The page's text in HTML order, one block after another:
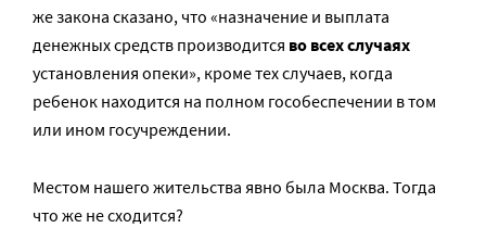
же закона сказано, что «назначение и выплата
денежных средств производится во всех случаях
установления опеки», кроме тех случаев, когда
ребенок находится на полном гособеспечении в том
или ином госучреждении.
Местом нашего жительства явно была Москва. Тогда
что же не сходится?